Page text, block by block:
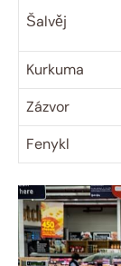
Šalvěj
Kurkuma
Zázvor
Fenykl